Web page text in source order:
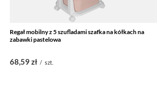
Regał mobilny z 5 szufladami szafka na kółkach na
zabawki pastelowa
68,59 zł / szt.